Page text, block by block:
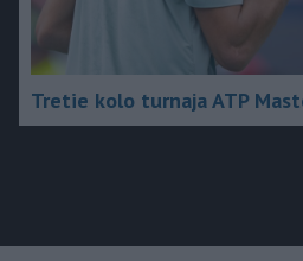
Tretie kolo turnaja ATP